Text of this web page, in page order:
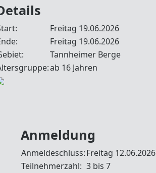
Freitag 19.06.2026
Freitag 19.06.2026
Tannheimer Berge
ab 16 Jahren
Anmeldung
Anmeldeschluss:Freitag 12.06.2026
Teilnehmerzahl: 3 bis 7